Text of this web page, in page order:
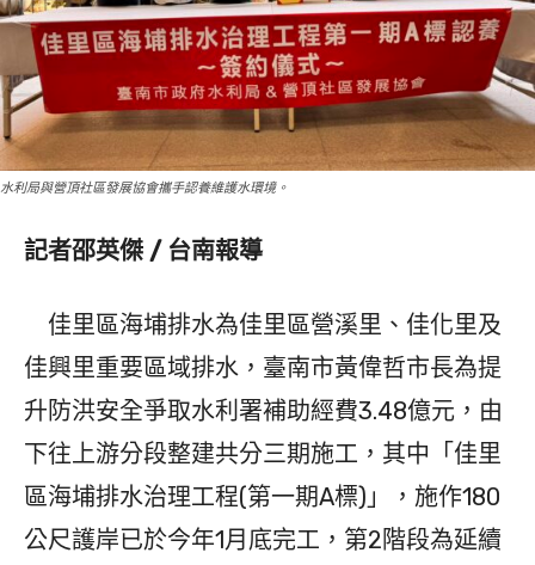
水利局與營頂社區發展協會攜手認養維護水環境。
記者邵英傑 / 台南報導
佳里區海埔排水為佳里區營溪里、佳化里及
佳興里重要區域排水，臺南市黃偉哲市長為提
升防洪安全爭取水利署補助經費3.48億元，由
下往上游分段整建共分三期施工，其中「佳里
區海埔排水治理工程(第一期A標)」，施作180
公尺護岸已於今年1月底完工，第2階段為延續